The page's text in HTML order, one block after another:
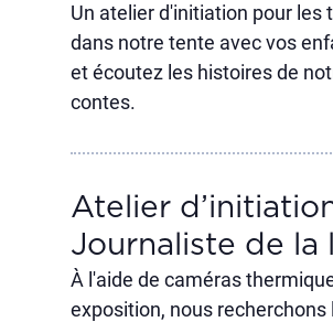
Un atelier d'initiation pour les
dans notre tente avec vos
et écoutez les histoires de
contes.
Atelier
Journaliste de la
À l'aide de caméras
exposition, nous recherchons